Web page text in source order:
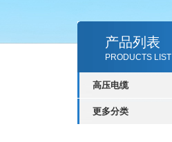
产品列表
PRODUCTS LIST
高压电缆
更多分类